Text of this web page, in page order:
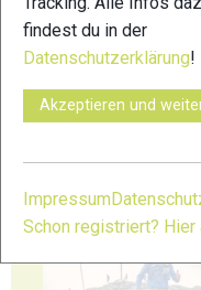
91
findest du in der
Datenschutzerklärung!
Akzeptieren und
Impressum
Schon registriert? Hier